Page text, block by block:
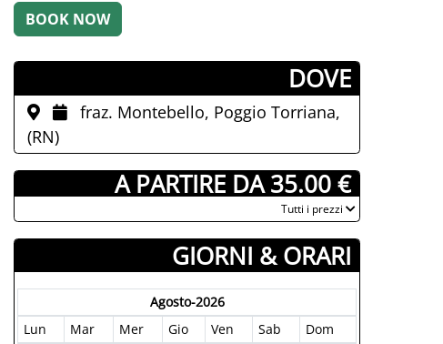
­DOVE
fraz. Montebello, Poggio Torriana,
(RN)
­ A PARTIRE DA 35.00 €
­Tutti i prezzi
GIORNI & ORARI
Agosto-2026
Lun
Mar Mer Gio Ven Sab
Dom